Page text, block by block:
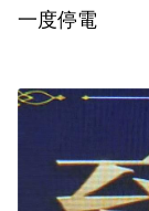
一度停電